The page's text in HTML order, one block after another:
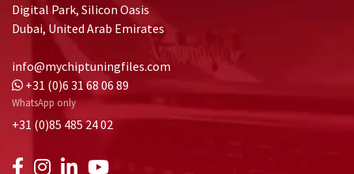
Digital Park, Silicon Oasis
Dubai, United Arab Emirates
info@mychiptuningfiles.com
+31 (0)6 31 68 06 89
WhatsApp only
+31 (0)85 485 24 02